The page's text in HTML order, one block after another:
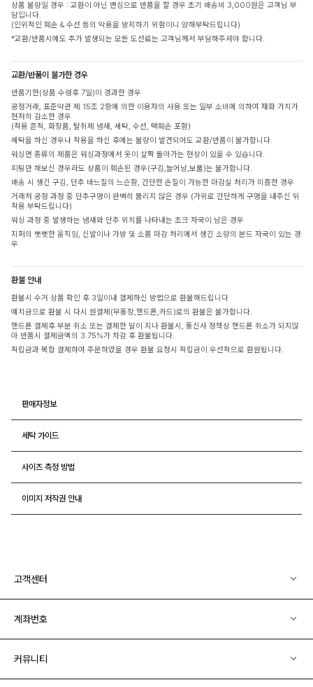
상품 불량일 경우 : 교환이 아닌 변심으로 반품을 할 경우 초기 배송비 3,000원은 고객님 부
담입니다.
(인위적인 훼손 & 수선 등의 악용을 방지하기 위함이니 양해부탁드립니다)
*교환/반품시에도 추가 발생되는 모든 도선료는 고객님께서 부담해주셔야 합니다.
교환/반품이 불가한 경우
반품기한(상품 수령후 7일)이 경과한 경우
공정거래, 표준약관 제 15조 2항에 의한 이용자의 사용 또는 일부 소비에 의하여 재화 가치가
현저히 감소한 경우
(착용 흔적, 화장품, 탈취제 냄새, 세탁, 수선, 택훼손 포함)
세탁을 하신 경우나 착용을 하신 후에는 불량이 발견되어도 교환/반품이 불가합니다.
워싱면 종류의 제품은 워싱과정에서 옷이 살짝 돌아가는 현상이 있을 수 있습니다.
피팅만 해보신 경우라도 상품이 훼손된 경우(구김,늘어남,보풀)는 불가합니다.
배송 시 생긴 구김, 단추 바느질의 느슨함, 간단한 손질이 가능한 마감실 처리가 미흡한 경우
거래처 공정 과정 중 단추구멍이 완벽히 뚫리지 않은 경우 (가위로 간단하게 구멍을 내주신 뒤
착용 부탁드립니다)
워싱 과정 중 발생하는 냄새와 단추 위치를 나타내는 초크 자국이 남은 경우
지퍼의 뻣뻣한 움직임, 신발이나 가방 및 소품 마감 처리에서 생긴 소량의 본드 자국이 있는 경
우
환불 안내
환불시 수거 상품 확인 후 3일이내 결제하신 방법으로 환불해드립니다
예치금으로 환불 시 다시 원결제(무통장,핸드폰,카드)로의 환불은 불가합니다.
핸드폰 결제후 부분 취소 또는 결제한 달이 지나 환불시, 통신사 정책상 핸드폰 취소가 되지않
아 반품시 결제금액의 3.75%가 차감 후 환불됩니다.
적립금과 복합 결제하여 주문하였을 경우 환불 요청시 적립금이 우선적으로 환원됩니다.
판매자정보
세탁 가이드
사이즈 측정 방법
이미지 저작권 안내
고객센터
계좌번호
커뮤니티